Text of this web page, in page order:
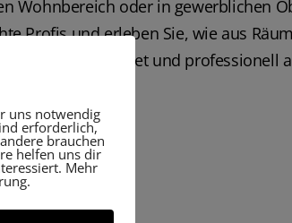
Wohnbereich oder in gewerblichen
Profis und erleben Sie, wie aus
– modern gestaltet und professionell
uns notwendig
erforderlich,
brauchen
helfen uns dir
Mehr